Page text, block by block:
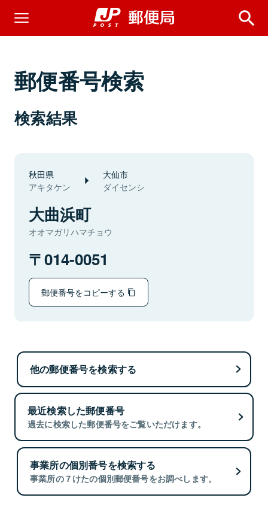
郵便番号検索
検索結果
秋田県
アキタケン
大仙市
ダイセンシ
大曲浜町
オオマガリハマチョウ
014-0051
郵便番号をコピーする
他の郵便番号を検索する
最近検索した郵便番号
過去に検索した郵便番号をご覧いただけます。
事業所の個別番号を検索する
事業所の７けたの個別郵便番号をお調べします。